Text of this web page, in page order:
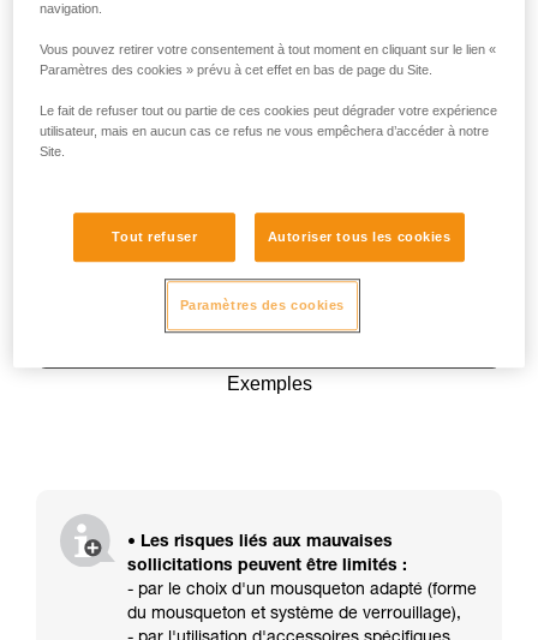
Exemples
• Les risques liés aux mauvaises
sollicitations peuvent être limités :
- par le choix d'un mousqueton adapté (forme
du mousqueton et système de verrouillage),
navigation.
Vous pouvez retirer votre consentement à tout moment en cliquant sur le lien «
Paramètres des cookies » prévu à cet effet en bas de page du Site.
Le fait de refuser tout ou partie de ces cookies peut dégrader votre expérience
utilisateur, mais en aucun cas ce refus ne vous empêchera d’accéder à notre
Site.
Tout refuser Autoriser tous les cookies
Paramètres des cookies